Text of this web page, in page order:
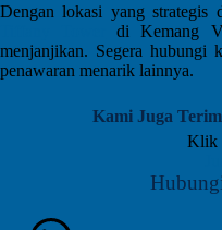
Dengan lokasi yang strategis
di Kemang
menjanjikan. Segera
penawaran menarik lainnya.
Kami Juga
Klik